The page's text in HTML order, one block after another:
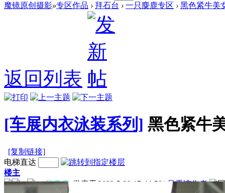
魔镜原创摄影»专区作品 › 拜石台 › 一只麋鹿专区 › 黑色紧牛美
返回列表
[车展内衣泳装系列] 黑色紧牛
[复制链接]
电梯直达
楼主
一只麋鹿 发表于 2023-5-29 17:44:58 | 只看该作者